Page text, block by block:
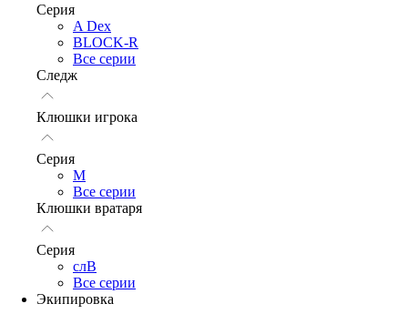
Серия
A Dex
BLOCK-R
Все серии
Следж
Клюшки игрока
Серия
М
Все серии
Клюшки вратаря
Серия
слВ
Все серии
Экипировка